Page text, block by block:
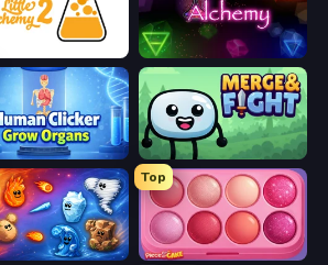
Alchemy
Human Clicker: Grow Organs Merge & Fight
Merge
Top
Piece of Cake: Merge and Bake